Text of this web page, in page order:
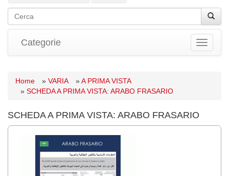
Toggle
Categorie
Home » VARIA »A PRIMA VISTA
» SCHEDA A PRIMA VISTA: ARABO FRASARIO
SCHEDA A PRIMA VISTA: ARABO FRASARIO